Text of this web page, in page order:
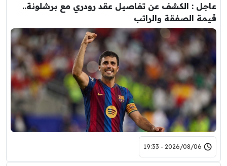
عاجل : الكشف عن تفاصيل عقد رودري مع برشلونة..
قيمة الصفقة والراتب
2026/08/06 - 19:33